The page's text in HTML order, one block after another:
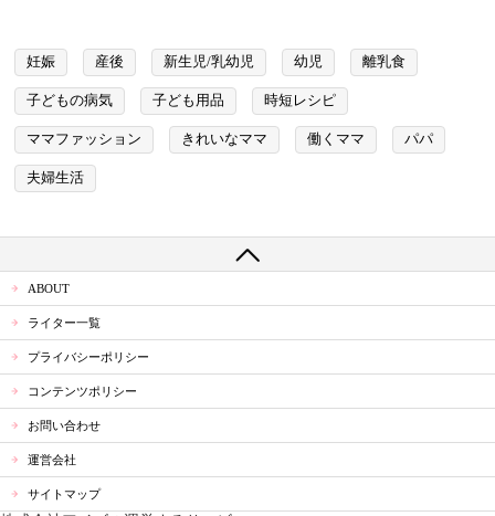
妊娠 産後 新生児/乳幼児 幼児 離乳食
子どもの病気 子ども用品 時短レシピ
ママファッション きれいなママ 働くママ パパ
夫婦生活
ABOUT
ライター一覧
プライバシーポリシー
コンテンツポリシー
お問い合わせ
運営会社
サイトマップ